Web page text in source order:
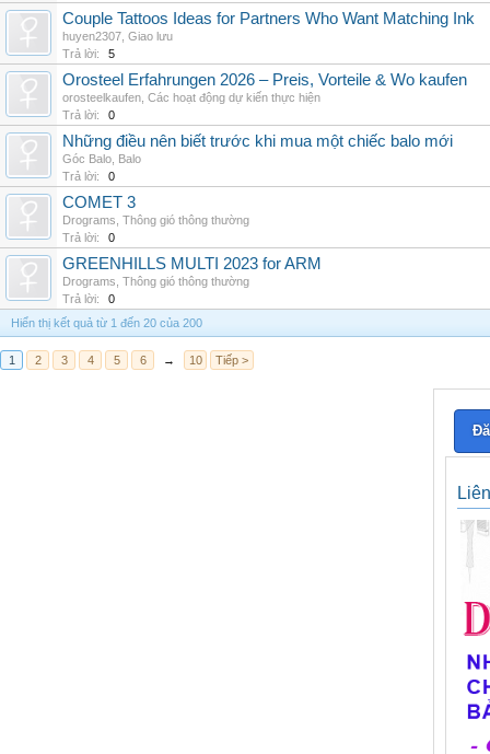
Couple Tattoos Ideas for Partners Who Want Matching Ink
huyen2307 Giao lưu
Trả lời:
5
Orosteel Erfahrungen 2026 – Preis, Vorteile & Wo kaufen
orosteelkaufen Các hoạt động dự kiến thực hiện
Trả lời:
0
Những điều nên biết trước khi mua một chiếc balo mới
Góc Balo Balo
Trả lời:
0
COMET 3
Drograms Thông gió thông thường
Trả lời:
0
GREENHILLS MULTI 2023 for ARM
Drograms Thông gió thông thường
Trả lời:
0
Hiển thị kết quả từ 1 đến 20 của 200
1 2 3 4 5 6 → 10 Tiếp >